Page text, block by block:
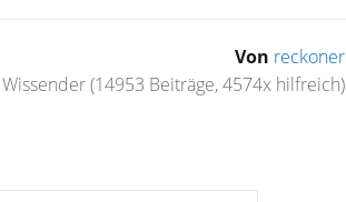
Von reckoner
Wissender(14953 Beiträge, 4574x hilfreich)